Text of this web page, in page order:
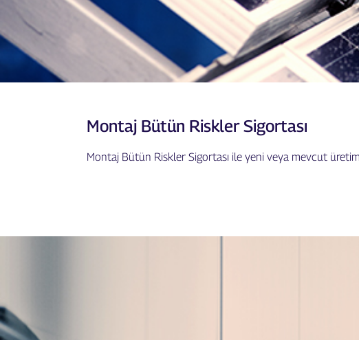
Montaj Bütün Riskler Sigortası
Montaj Bütün Riskler Sigortası ile yeni veya mevcut üretim